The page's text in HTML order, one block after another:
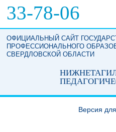
33-78-06
ОФИЦИАЛЬНЫЙ САЙТ
ПРОФЕССИОНАЛЬНОГО
СВЕРДЛОВСКОЙ ОБЛАСТИ
Версия